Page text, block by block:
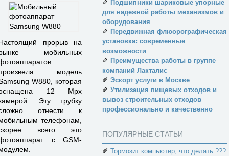
прорыв на
мобильных
модель
W880, которая
12 Мрх
Эту трубку
отнести к
телефонам,
всего это
с GSM-
✐ Подшипники шариковые упорные
для надежной работы механизмов и
оборудования
✐ Передвижная флюорографическая
установка: современные
возможности
✐ Преимущества работы в группе
компаний Лакталис
✐ Эскорт услуги в Москве
✐ Утилизация пищевых отходов и
вывоз строительных отходов
профессионально и качественно
ПОПУЛЯРНЫЕ СТАТЬИ
✐ Тормозит компьютер, что делать ???